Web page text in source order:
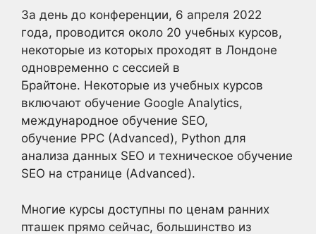
За день до конференции, 6 апреля 2022
года, проводится около 20 учебных курсов,
некоторые из которых проходят в Лондоне
одновременно с сессией в
Брайтоне. Некоторые из учебных курсов
включают обучение Google Analytics,
международное обучение SEO,
обучение PPC (Advanced), Python для
анализа данных SEO и техническое обучение
SEO на странице (Advanced).
Многие курсы доступны по ценам ранних
пташек прямо сейчас, большинство из